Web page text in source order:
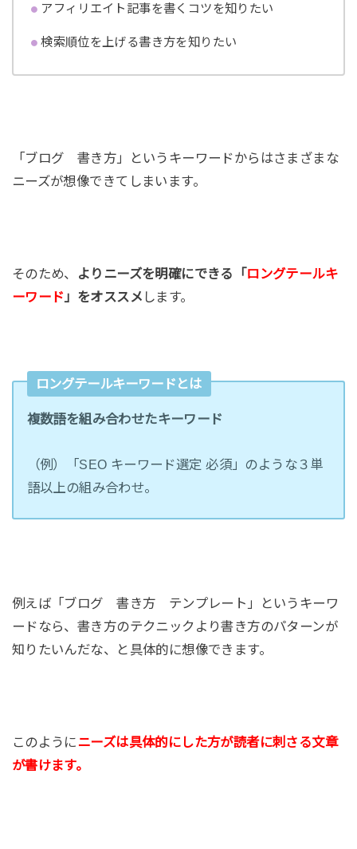
アフィリエイト記事を書くコツを知りたい
検索順位を上げる書き方を知りたい
「ブログ 書き方」というキーワードからはさまざまな
ニーズが想像できてしまいます。
そのため、 よりニーズを明確にできる「ロングテールキ
ーワード 」をオススメ します。
ロングテールキーワードとは
複数語を組み合わせたキーワード
（例）「SEO キーワード選定 必須」のような３単
語以上の組み合わせ。
例えば「ブログ 書き方 テンプレート」というキーワ
ードなら、書き方のテクニックより書き方のパターンが
知りたいんだな、と具体的に想像できます。
このようにニーズは具体的にした方が読者に刺さる文章
が書けます。